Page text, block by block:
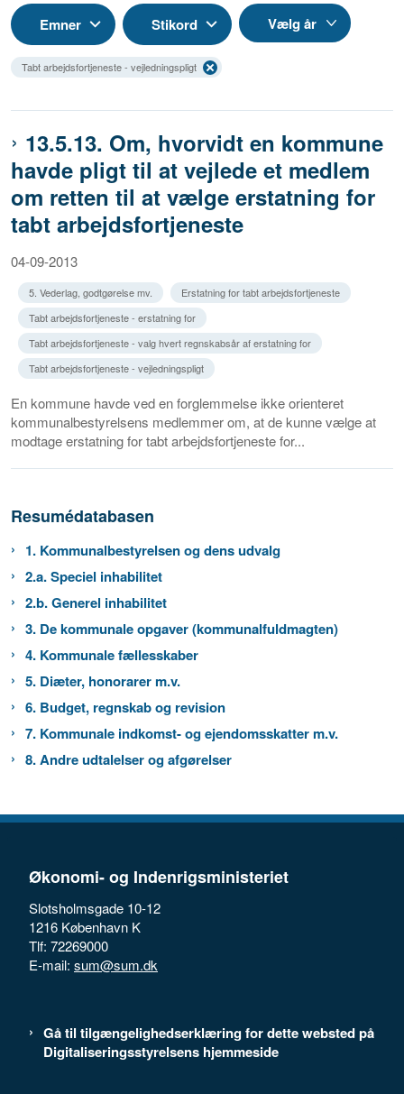
Emner Stikord
Tabt arbejdsfortjeneste - vejledningspligt
13.5.13. Om, hvorvidt en kommune
havde pligt til at vejlede et medlem
om retten til at vælge erstatning for
tabt arbejdsfortjeneste
04-09-2013
5. Vederlag, godtgørelse mv.
Erstatning for tabt arbejdsfortjeneste
Tabt arbejdsfortjeneste - erstatning for
Tabt arbejdsfortjeneste - valg hvert regnskabsår af erstatning for
Tabt arbejdsfortjeneste - vejledningspligt
En kommune havde ved en forglemmelse ikke orienteret
kommunalbestyrelsens medlemmer om, at de kunne vælge at
modtage erstatning for tabt arbejdsfortjeneste for...
Resumédatabasen
1. Kommunalbestyrelsen og dens udvalg
2.a. Speciel inhabilitet
2.b. Generel inhabilitet
3. De kommunale opgaver (kommunalfuldmagten)
4. Kommunale fællesskaber
5. Diæter, honorarer m.v.
6. Budget, regnskab og revision
7. Kommunale indkomst- og ejendomsskatter m.v.
8. Andre udtalelser og afgørelser
Økonomi- og Indenrigsministeriet
Slotsholmsgade 10-12
1216 København K
Tlf: 72269000
E-mail: sum@sum.dk
Gå til tilgængelighedserklæring for dette websted på
Digitaliseringsstyrelsens hjemmeside